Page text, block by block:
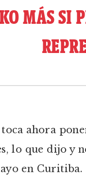
MÁS SI
ahora
lo que dijo y
en